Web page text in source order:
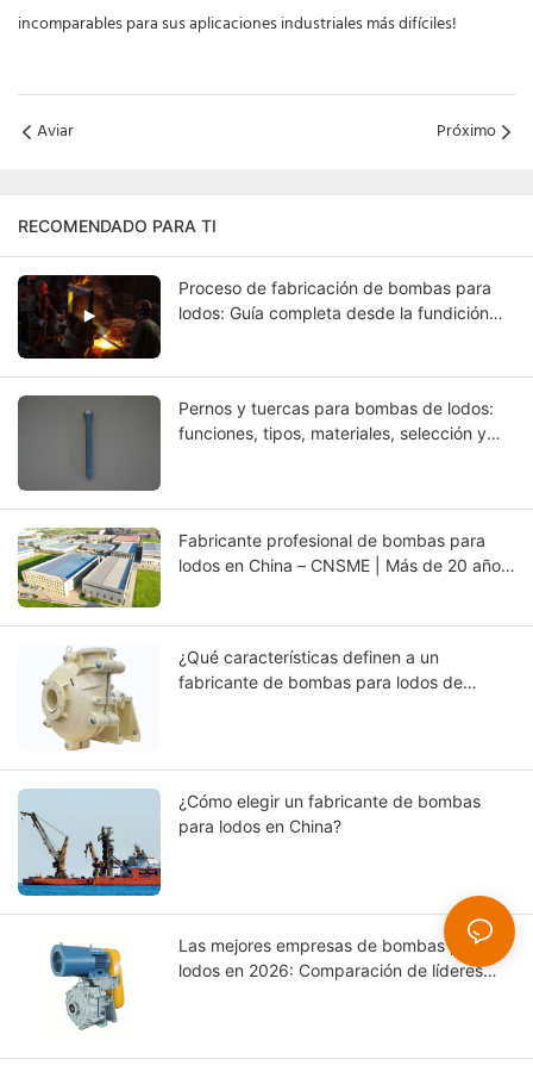
incomparables para sus aplicaciones industriales más difíciles!
Aviar Próximo
RECOMENDADO PARA TI
Proceso de fabricación de bombas para
lodos: Guía completa desde la fundición
Pernos y tuercas para bombas de lodos:
funciones, tipos, materiales, selección y
Fabricante profesional de bombas para
lodos en China – CNSME | Más de 20 años
¿Qué características definen a un
fabricante de bombas para lodos de
¿Cómo elegir un fabricante de bombas
para lodos en China?
Las mejores empresas de bombas para
lodos en 2026: Comparación de líderes